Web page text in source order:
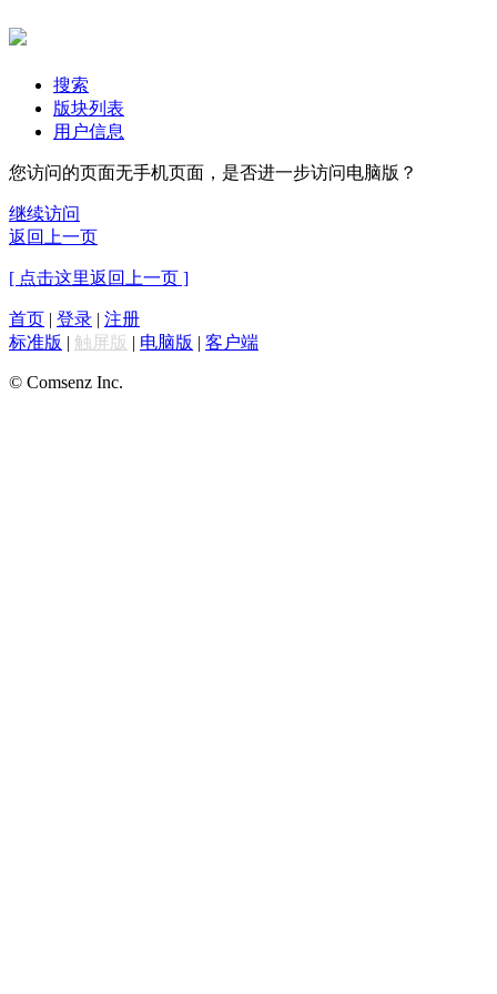
搜索
版块列表
用户信息
您访问的页面无手机页面，是否进一步访问电脑版？
继续访问
返回上一页
[ 点击这里返回上一页 ]
首页 | 登录 | 注册
标准版 | 触屏版 | 电脑版 | 客户端
© Comsenz Inc.